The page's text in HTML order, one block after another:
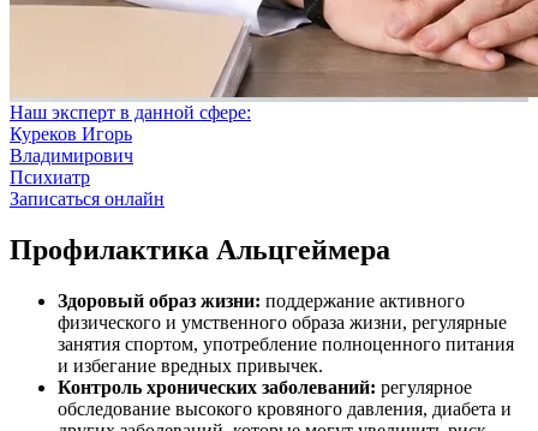
Наш эксперт в данной сфере:
Куреков Игорь
Владимирович
Психиатр
Записаться онлайн
Профилактика Альцгеймера
Здоровый образ жизни: поддержание активного
физического и умственного образа жизни, регулярные
занятия спортом, употребление полноценного питания
и избегание вредных привычек.
Контроль хронических заболеваний: регулярное
обследование высокого кровяного давления, диабета и